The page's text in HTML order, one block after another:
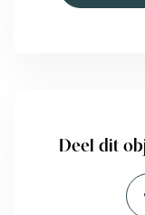
Deel dit